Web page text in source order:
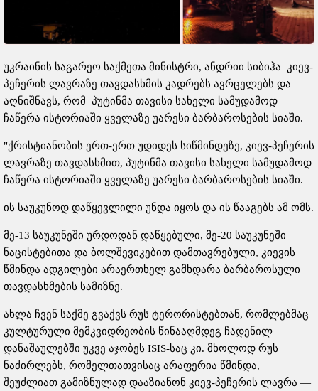
უკრაინის საგარეო საქმეთა მინისტრი, ანდრიი სიბიჰა კიევ-
პეჩერის ლავრაზე თავდასხმის კადრებს ავრცელებს და
აღნიშნავს, რომ პუტინმა თავისი სახელი სამუდამოდ
ჩაწერა ისტორიაში ყველაზე უარესი ბარბაროსების სიაში.
"ქრისტიანობის ერთ-ერთ უდიდეს სიწმინდეზე, კიევ-პეჩერის
ლავრაზე თავდასხმით, პუტინმა თავისი სახელი სამუდამოდ
ჩაწერა ისტორიაში ყველაზე უარესი ბარბაროსების სიაში.
ის საუკუნოდ დაწყევლილი უნდა იყოს და ის წააგებს ამ ომს.
მე-13 საუკუნეში ურდოდან დაწყებული, მე-20 საუკუნეში
ნაცისტებითა და ბოლშევიკებით დამთავრებული, კიევის
წმინდა ადგილები არაერთხელ გამხდარა ბარბაროსული
თავდასხმების სამიზნე.
ახლა ჩვენ საქმე გვაქვს რუს ტერორისტებთან, რომლებმაც
კულტურული მემკვიდრეობის წინააღმდეგ ჩადენილ
დანაშაულებში უკვე აჯობეს ISIS-საც კი. მხოლოდ რუს
ნაძირლებს, რომელთათვისაც არაფერია წმინდა,
შეუძლიათ გამიზნულად დააზიანონ კიევ-პეჩერის ლავრა —